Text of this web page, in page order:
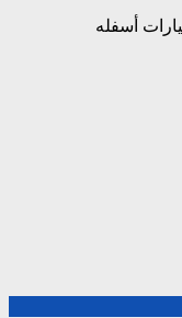
أسفله